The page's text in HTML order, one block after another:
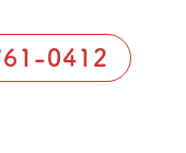
0412